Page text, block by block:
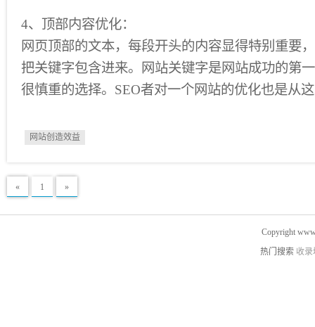
4、顶部内容优化：
网页顶部的文本，每段开头的内容显得特别重要
把关键字包含进来。网站关键字是网站成功的第
很慎重的选择。SEO者对一个网站的优化也是从
网站创造效益
« 1 »
Copyright
热门搜索 收录